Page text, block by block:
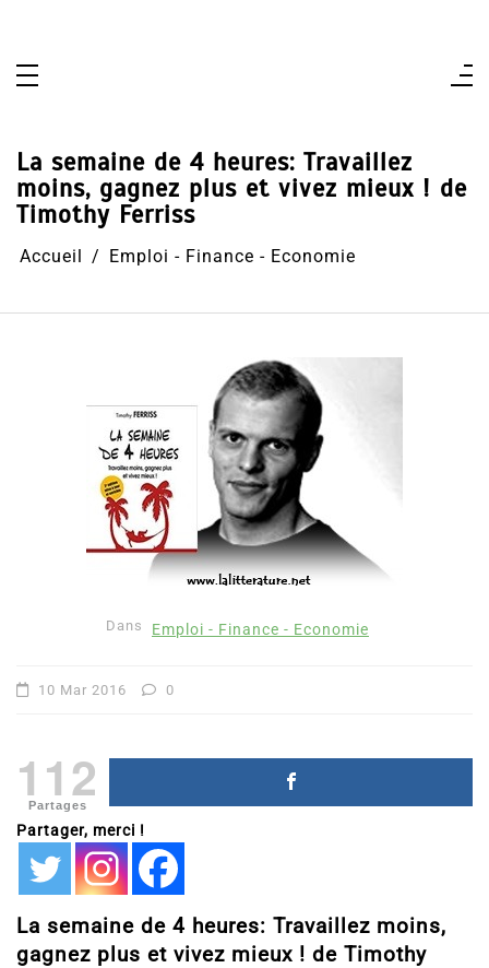
La semaine de 4 heures: Travaillez
moins, gagnez plus et vivez mieux ! de
Timothy Ferriss
Accueil Emploi - Finance - Economie
Dans Emploi - Finance - Economie
10 Mar 2016 0
112
Partages
Partager, merci !
La semaine de 4 heures: Travaillez moins,
gagnez plus et vivez mieux ! de Timothy